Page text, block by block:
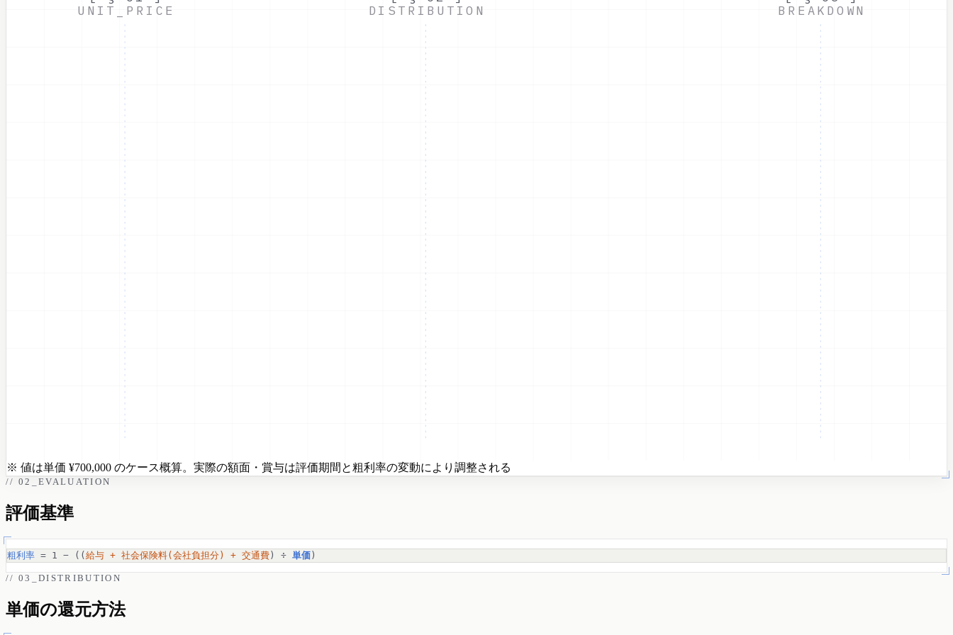
UNIT_PRICE
DISTRIBUTION BREAKDOWN
※ 値は単価 ¥700,000 のケース概算。実際の額面・賞与は評価期間と粗利率の変動により調整される
// 02_EVALUATION
評価基準
粗利率 = 1 − (( 給与 + 社会保険料(会社負担分) + 交通費 ) ÷ 単価 )
// 03_DISTRIBUTION
単価の還元方法